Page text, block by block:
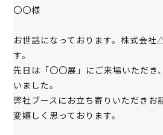
〇〇様
お世話になっております。株式会
す。
先日は「〇〇展」にご来場いただき
いました。
弊社ブースにお立ち寄りいただきお
変嬉しく思っております。